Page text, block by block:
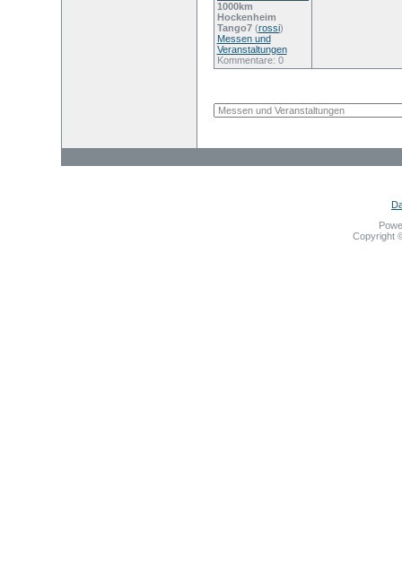
1000km
Hockenheim
Tango7(rossi)
Messen und
Veranstaltungen
Kommentare: 0
Copyright